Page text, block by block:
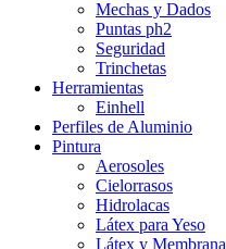
Mechas y Dados
Puntas ph2
Seguridad
Trinchetas
Herramientas
Einhell
Perfiles de Aluminio
Pintura
Aerosoles
Cielorrasos
Hidrolacas
Látex para Yeso
Látex y